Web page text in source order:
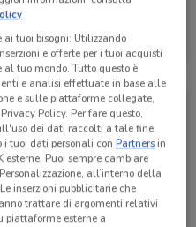
618 m
tuoi bisogni: Utilizzando
e offerte per i tuoi acquisti
tuo mondo. Tutto questo è
e analisi effettuate in base alle
e sulle piattaforme collegate,
Policy. Per fare questo,
dei dati raccolti a tale fine.
i tuoi dati personali conPartnersin
Puoi sempre cambiare
all’interno della
inserzioni pubblicitarie che
trattare di argomenti relativi
piattaforme esterne a